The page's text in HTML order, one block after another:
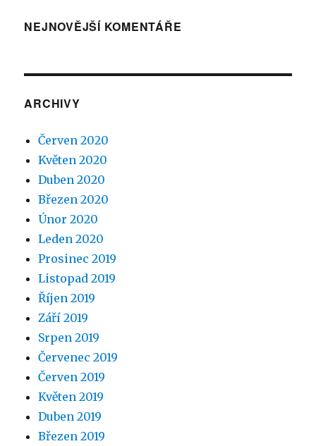
NEJNOVĚJŠÍ KOMENTÁŘE
ARCHIVY
Červen 2020
Květen 2020
Duben 2020
Březen 2020
Únor 2020
Leden 2020
Prosinec 2019
Listopad 2019
Říjen 2019
Září 2019
Srpen 2019
Červenec 2019
Červen 2019
Květen 2019
Duben 2019
Březen 2019